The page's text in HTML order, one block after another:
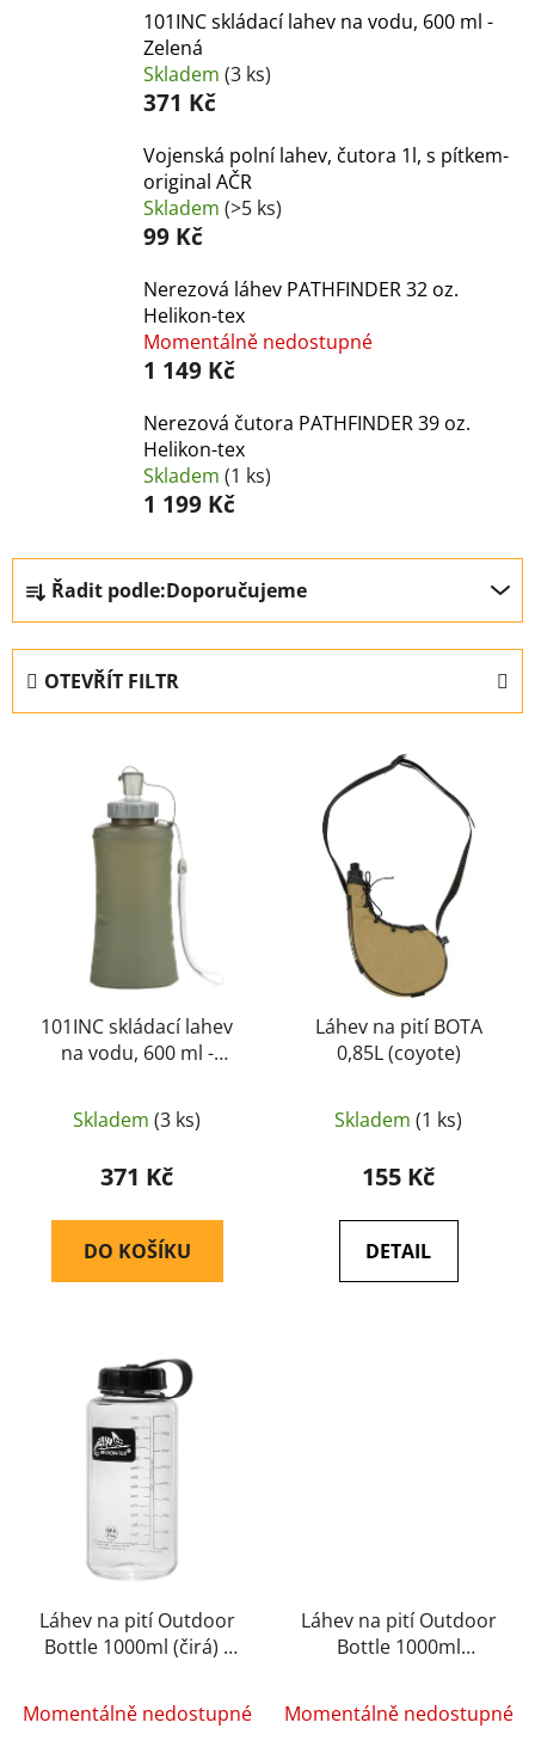
101INC skládací lahev na vodu, 600 ml -
Zelená
Skladem (3 ks)
371 Kč
Vojenská polní lahev, čutora 1l, s pítkem-
original AČR
Skladem (>5 ks)
99 Kč
Nerezová láhev PATHFINDER 32 oz.
Helikon-tex
Momentálně nedostupné
1 149 Kč
Nerezová čutora PATHFINDER 39 oz.
Helikon-tex
Skladem (1 ks)
1 199 Kč
Ř
a
z
n
í
Řadit podle:Doporučujeme
OTEVŘÍT FILTR
101INC skládací lahev
na vodu, 600 ml -
Skladem (3 ks)
371 Kč
DO KOŠÍKU
Láhev na pití BOTA
0,85L (coyote)
Skladem (1 ks)
155 Kč
DETAIL
Láhev na pití Outdoor
Bottle 1000ml (čirá) -
Momentálně nedostupné
Láhev na pití Outdoor
Bottle 1000ml
Momentálně nedostupné